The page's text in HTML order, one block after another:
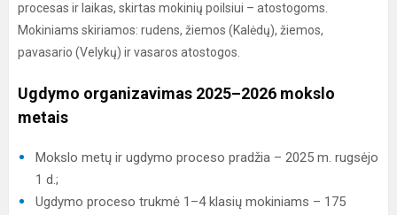
procesas ir laikas, skirtas mokinių poilsiui – atostogoms.
Mokiniams skiriamos: rudens, žiemos (Kalėdų), žiemos,
pavasario (Velykų) ir vasaros atostogos.
Ugdymo organizavimas 2025–2026 mokslo
metais
Mokslo metų ir ugdymo proceso pradžia – 2025 m. rugsėjo
1 d.;
Ugdymo proceso trukmė 1–4 klasių mokiniams – 175